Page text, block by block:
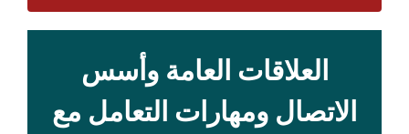
العلاقات العامة وأسس
الاتصال ومهارات التعامل مع